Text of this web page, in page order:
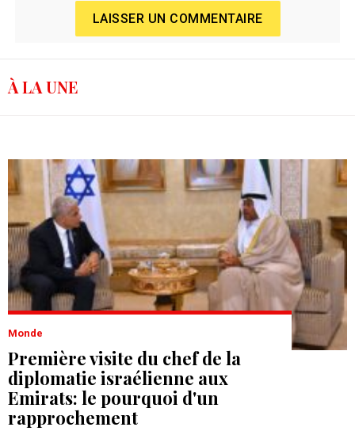
LAISSER UN COMMENTAIRE
À LA UNE
Monde
Première visite du chef de la
diplomatie israélienne aux
Emirats: le pourquoi d'un
rapprochement